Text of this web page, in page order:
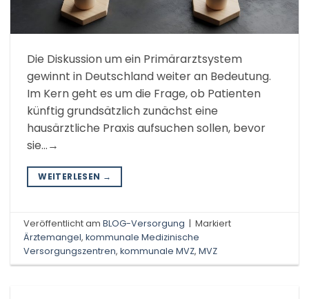
Die Diskussion um ein Primärarztsystem
gewinnt in Deutschland weiter an Bedeutung.
Im Kern geht es um die Frage, ob Patienten
künftig grundsätzlich zunächst eine
hausärztliche Praxis aufsuchen sollen, bevor
sie…→
WEITERLESEN →
Veröffentlicht amBLOG-Versorgung | Markiert
Ärztemangel,kommunale Medizinische
Versorgungszentren,kommunale MVZ,MVZ